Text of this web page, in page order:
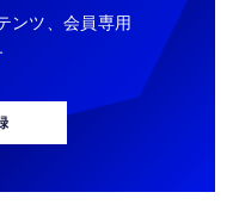
ンツ、会員専用